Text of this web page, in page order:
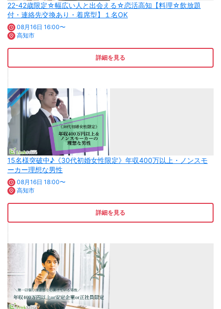
22-42歳限定☆幅広い人と出会える☆恋活高知【料理☆飲放題
付・連絡先交換あり・着席型】１名OK
08月16日 16:00〜
高知市
詳細を見る
15名様突破中♪《30代初婚女性限定》年収400万以上・ノンスモ
ーカー理想な男性
08月16日 18:00〜
高知市
詳細を見る